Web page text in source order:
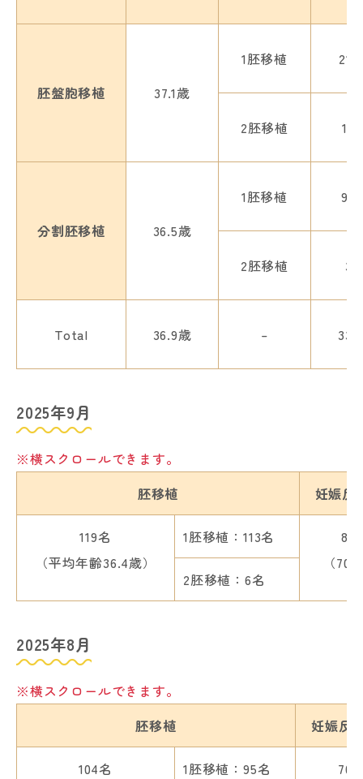
胚盤胞移植 37.1歳
1胚移植 216
2胚移植 18
分割胚移植 36.5歳
1胚移植 95
2胚移植 3
Total 36.9歳 – 332
2025年9月
※横スクロールできます。
胚移植
妊娠反
119名
（平均年齢36.4歳）
1胚移植：113名
84
（
2胚移植：6名
2025年8月
※横スクロールできます。
胚移植
妊娠反
104名
1胚移植：95名
70